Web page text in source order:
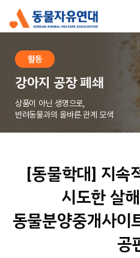
활동
강아지 공장 폐쇄
상품이 아닌 생명으로,
반려동물과의 올바른 관계 모색
[동물학대] 지속
시도한 살
동물분양중개사이
공